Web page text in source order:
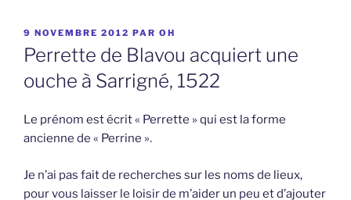
PUBLIÉ
LE
9 NOVEMBRE 2012 PAR OH
Perrette de Blavou acquiert une
ouche à Sarrigné, 1522
Le prénom est écrit « Perrette » qui est la forme
ancienne de « Perrine ».
Je n’ai pas fait de recherches sur les noms de lieux,
pour vous laisser le loisir de m’aider un peu et d’ajouter